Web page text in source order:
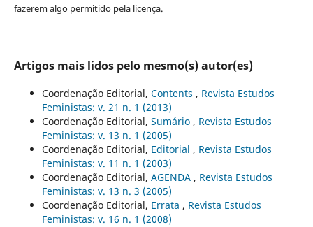
fazerem algo permitido pela licença.
Artigos mais lidos pelo mesmo(s) autor(es)
Coordenação Editorial, Contents , Revista Estudos
Feministas: v. 21 n. 1 (2013)
Coordenação Editorial, Sumário , Revista Estudos
Feministas: v. 13 n. 1 (2005)
Coordenação Editorial, Editorial , Revista Estudos
Feministas: v. 11 n. 1 (2003)
Coordenação Editorial, AGENDA , Revista Estudos
Feministas: v. 13 n. 3 (2005)
Coordenação Editorial, Errata , Revista Estudos
Feministas: v. 16 n. 1 (2008)